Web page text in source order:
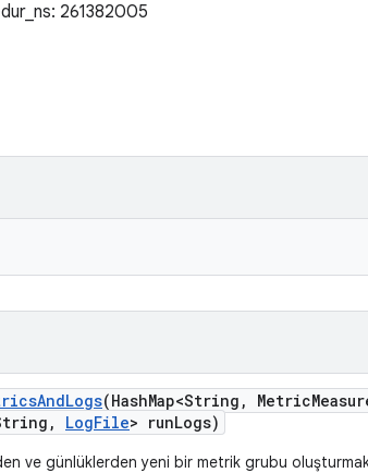
261382005
AndLogs(HashMap<String , Metric
, LogFile> runLogs)
ve günlüklerden yeni bir metrik grubu